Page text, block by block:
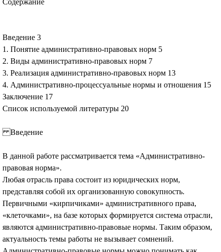
Введение 3
1. Понятие административно-правовых норм 5
2. Виды административно-правовых норм 7
3. Реализация административно-правовых норм 13
4. Административно-процессуальные нормы и отношения 15
Заключение 17
Список используемой литературы 20
Введение
В данной работе рассматривается тема «Административно-
правовая норма».
Любая отрасль права состоит из юридических норм,
представляя собой их организованную совокупность.
Первичными «кирпичиками» административного права,
«клеточками», на базе которых формируется система отрасли,
являются административно-правовые нормы. Таким образом,
актуальность темы работы не вызывает сомнений.